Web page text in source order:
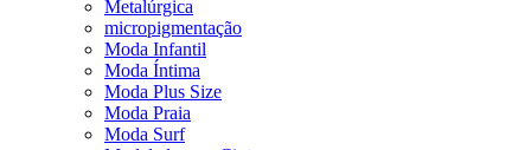
Metalúrgica
micropigmentação
Moda Infantil
Moda Íntima
Moda Plus Size
Moda Praia
Moda Surf